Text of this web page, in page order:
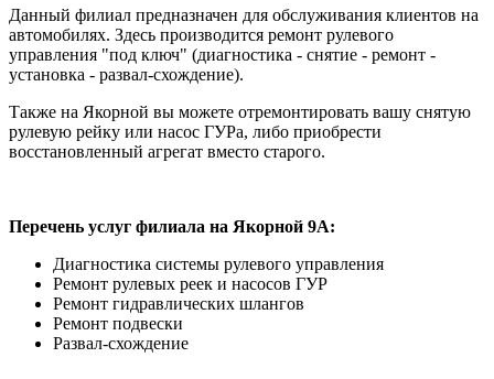
Данный филиал предназначен для обслуживания клиентов на
автомобилях. Здесь производится ремонт рулевого
управления "под ключ" (диагностика - снятие - ремонт -
установка - развал-схождение).
Также на Якорной вы можете отремонтировать вашу снятую
рулевую рейку или насос ГУРа, либо приобрести
восстановленный агрегат вместо старого.
Перечень услуг филиала на Якорной 9А:
Диагностика системы рулевого управления
Ремонт рулевых реек и насосов ГУР
Ремонт гидравлических шлангов
Ремонт подвески
Развал-схождение